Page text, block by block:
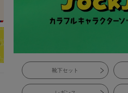
靴下セット